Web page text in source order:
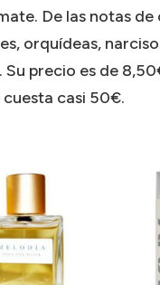
De las notas
orquídeas,
Su precio es de
cuesta casi 50€.